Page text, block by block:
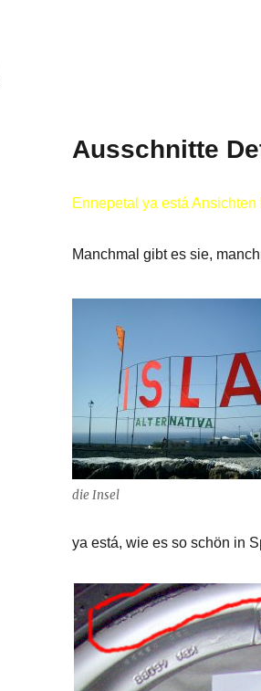
Ausschnitte
Ennepetal ya está
Manchmal gibt es sie,
die Insel
ya está, wie es so schön in